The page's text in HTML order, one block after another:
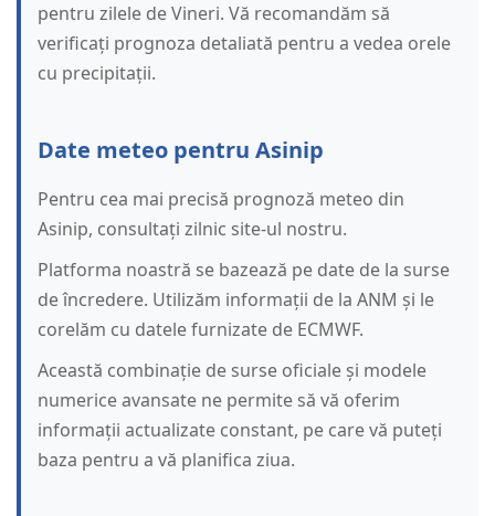
pentru zilele de Vineri. Vă recomandăm să
verificați prognoza detaliată pentru a vedea orele
cu precipitații.
Date meteo pentru Asinip
Pentru cea mai precisă prognoză meteo din
Asinip, consultați zilnic site-ul nostru.
Platforma noastră se bazează pe date de la surse
de încredere. Utilizăm informații de la ANM și le
corelăm cu datele furnizate de ECMWF.
Această combinație de surse oficiale și modele
numerice avansate ne permite să vă oferim
informații actualizate constant, pe care vă puteți
baza pentru a vă planifica ziua.